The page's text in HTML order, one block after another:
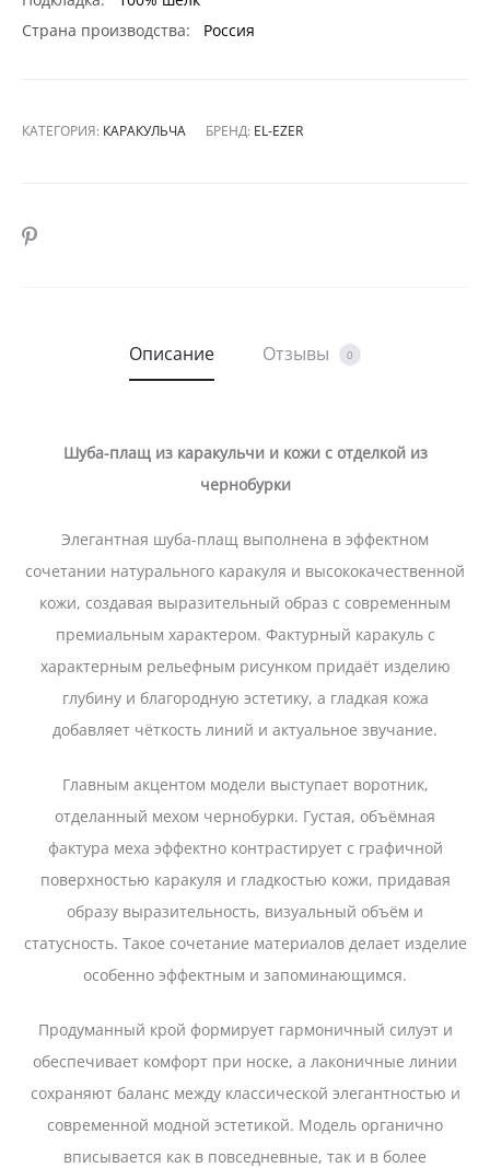
Страна производства: Россия
КАТЕГОРИЯ: КАРАКУЛЬЧА БРЕНД: EL-EZER
SHARE
Описание Отзывы 0
Шуба-плащ из каракульчи и кожи с отделкой из
чернобурки
Элегантная шуба-плащ выполнена в эффектном
сочетании натурального каракуля и высококачественной
кожи, создавая выразительный образ с современным
премиальным характером. Фактурный каракуль с
характерным рельефным рисунком придаёт изделию
глубину и благородную эстетику, а гладкая кожа
добавляет чёткость линий и актуальное звучание.
Главным акцентом модели выступает воротник,
отделанный мехом чернобурки. Густая, объёмная
фактура меха эффектно контрастирует с графичной
поверхностью каракуля и гладкостью кожи, придавая
образу выразительность, визуальный объём и
статусность. Такое сочетание материалов делает изделие
особенно эффектным и запоминающимся.
Продуманный крой формирует гармоничный силуэт и
обеспечивает комфорт при носке, а лаконичные линии
сохраняют баланс между классической элегантностью и
современной модной эстетикой. Модель органично
вписывается как в повседневные, так и в более